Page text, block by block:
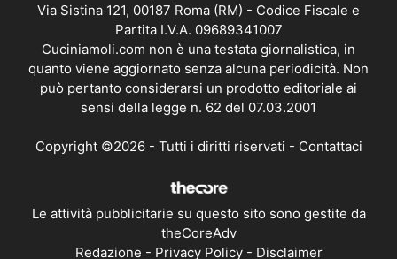
Via Sistina 121, 00187 Roma (RM) - Codice Fiscale e
Partita I.V.A. 09689341007
Cuciniamoli.com non è una testata giornalistica, in
quanto viene aggiornato senza alcuna periodicità. Non
può pertanto considerarsi un prodotto editoriale ai
sensi della legge n. 62 del 07.03.2001
Copyright ©2026 - Tutti i diritti riservati - Contattaci
Le attività pubblicitarie su questo sito sono gestite da
theCoreAdv
Redazione - Privacy Policy- Disclaimer